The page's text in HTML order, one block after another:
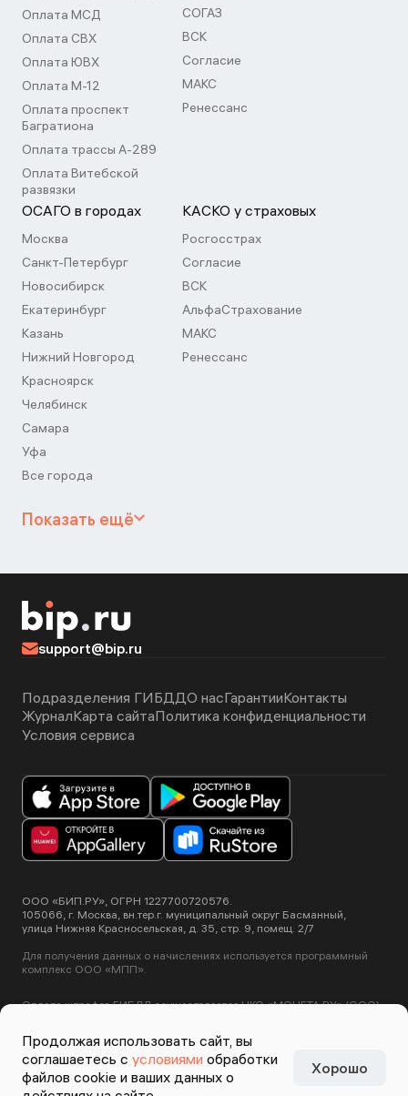
Продолжая использовать сайт, вы
соглашаетесь с условиями обработки
файлов cookie и ваших данных о
Хорошо
Оплата МСД
Оплата СВХ
Оплата ЮВХ
Оплата М-12
Оплата проспект
Багратиона
Оплата трассы А-289
Оплата Витебской
развязки
СОГАЗ
ВСК
Согласие
МАКС
Ренессанс
ОСАГО в городах
Москва
Санкт-Петербург
Новосибирск
Екатеринбург
Казань
Нижний Новгород
Красноярск
Челябинск
Самара
Уфа
Все города
КАСКО у страховых
Росгосстрах
Согласие
ВСК
АльфаСтрахование
МАКС
Ренессанс
Показать ещё
support@bip.ru
Подразделения ГИБДДО насГарантииКонтакты
ЖурналКарта сайтаПолитика конфиденциальности
Условия сервиса
ООО «БИП.РУ», ОГРН 1227700720576.
105066, г. Москва, вн.тер.г. муниципальный округ Басманный,
улица Нижняя Красносельская, д. 35, стр. 9, помещ. 2/7
Для получения данных о начислениях используется программный
комплекс ООО «МПП».
Оплата штрафов ГИБДД осуществляется НКО «МОНЕТА.РУ» (ООО).
Этот сайт использует сервис Yandex SmartCaptcha, пользуясь
нашими сервисами вы соглашаетесь с условиями обработки данных
Yandex SmartCaptcha.
Задизайнено вСтудии
Артемия Лебедева